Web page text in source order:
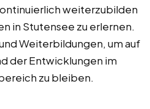
weiterzubilden
in Stutensee zu erlernen.
Weiterbildungen, um auf
der Entwicklungen im
zu bleiben.